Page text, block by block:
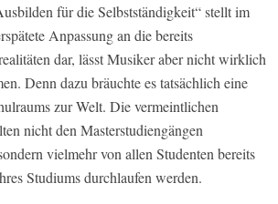
für die Selbstständigkeit“ stellt im
Anpassung an die bereits
dar, lässt Musiker aber nicht wirklich
Denn dazu bräuchte es tatsächlich eine
zur Welt. Die vermeintlichen
nicht den Masterstudiengängen
vielmehr von allen Studenten bereits
Studiums durchlaufen werden.